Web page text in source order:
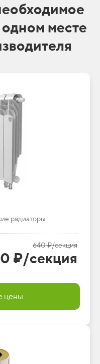
месте
радиаторы
640 ₽/секция
₽/секция
цены